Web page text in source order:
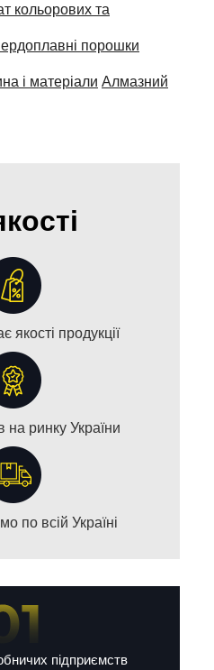
кольорових та
порошки
і матеріали Алмазний
якості продукції
на ринку України
по всій Україні
підприємств